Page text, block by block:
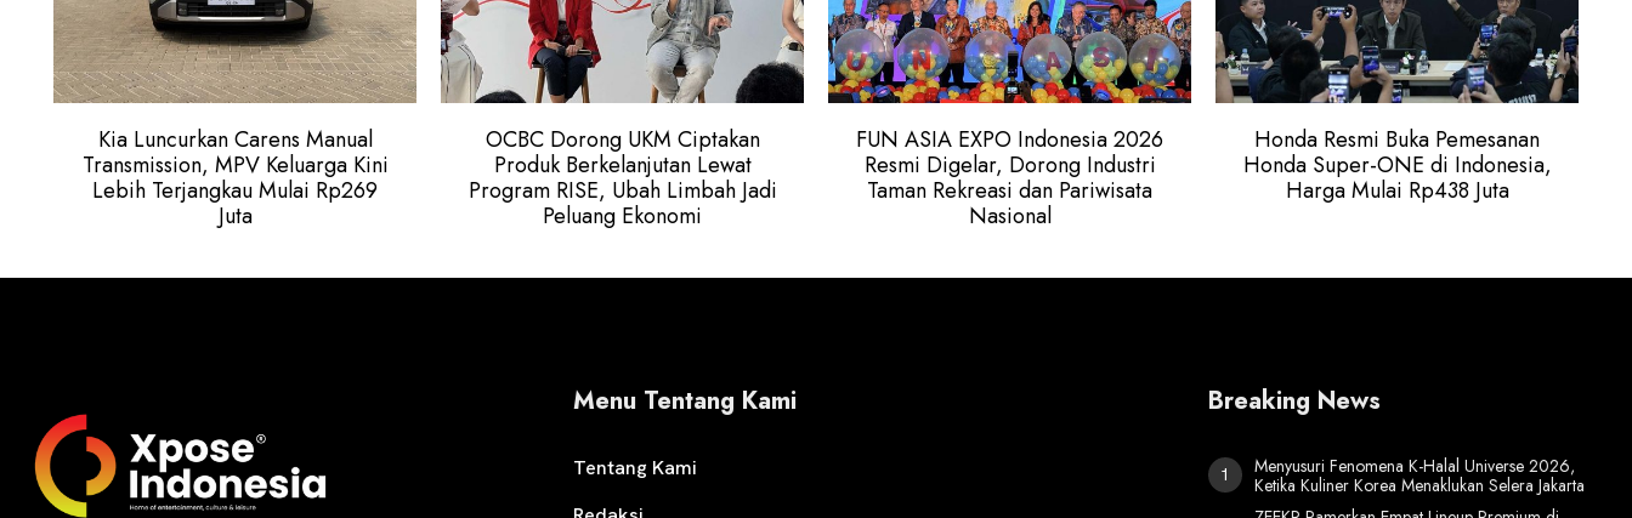
Kia Luncurkan Carens Manual
Transmission, MPV Keluarga Kini
Lebih Terjangkau Mulai Rp269
Juta
OCBC Dorong UKM Ciptakan
Produk Berkelanjutan Lewat
Program RISE, Ubah Limbah Jadi
Peluang Ekonomi
FUN ASIA EXPO Indonesia 2026
Resmi Digelar, Dorong Industri
Taman Rekreasi dan Pariwisata
Nasional
Honda Resmi Buka Pemesanan
Honda Super-ONE di Indonesia,
Harga Mulai Rp438 Juta
Menu Tentang Kami
Tentang Kami
Breaking News
Menyusuri Fenomena K-Halal Universe 2026,
Ketika Kuliner Korea Menaklukan Selera Jakarta